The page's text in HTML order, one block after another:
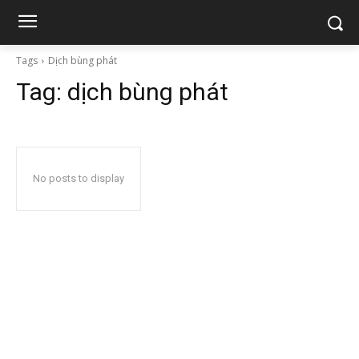
Tags Dịch bùng phát
Tag: dịch bùng phát
No posts to display